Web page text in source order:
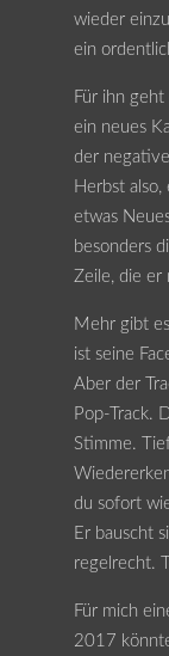
wieder
ein
Für ihn
ein neues
der
Herbst
etwas
besonders
Zeile, die er
Mehr gibt
ist seine
Aber der
Pop-Track.
Stimme.
du sofort
Er bauscht
regelrecht.
Für mich
2017